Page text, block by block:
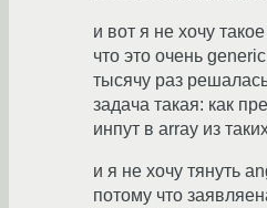
и вот я не хочу
что это очень
тысячу раз
задача такая: как
инпут в array из
и я не хочу тянуть
потому что